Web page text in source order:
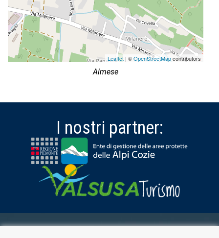
Leaflet | ©OpenStreetMapcontributors
Almese
I nostri partner: